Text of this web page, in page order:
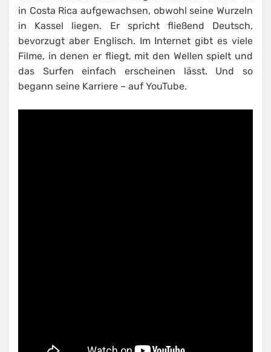
in Costa Rica aufgewachsen, obwohl seine Wurzeln
in Kassel liegen. Er spricht fließend Deutsch,
bevorzugt aber Englisch. Im Internet gibt es viele
Filme, in denen er fliegt, mit den Wellen spielt und
das Surfen einfach erscheinen lässt. Und so
begann seine Karriere – auf YouTube.